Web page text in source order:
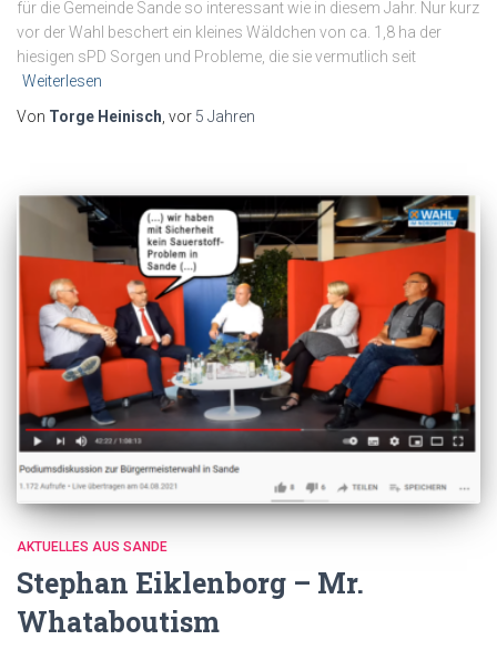
für die Gemeinde Sande so interessant wie in diesem Jahr. Nur kurz
vor der Wahl beschert ein kleines Wäldchen von ca. 1,8 ha der
hiesigen sPD Sorgen und Probleme, die sie vermutlich seit
Weiterlesen
Von Torge Heinisch , vor 5 Jahren
AKTUELLES AUS SANDE
Stephan Eiklenborg – Mr.
Whataboutism